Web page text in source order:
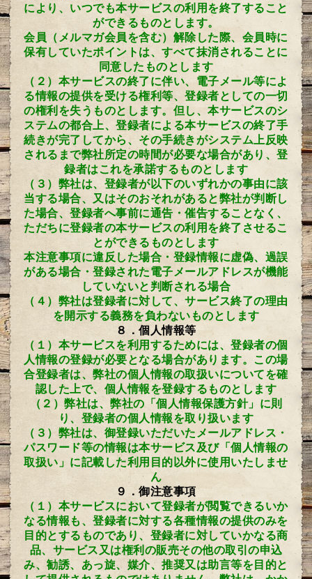
により、いつでも本サービスの利用を終了すること
ができるものとします。
会員（メルマガ会員を含む）解除した際、会員時に
保有していたポイントは、すべて抹消されることに
同意したものとします
（２）本サービスの終了に伴い、電子メール等によ
る情報の提供を受ける権利等、登録者としての一切
の権利を失うものとします。但し、本サービスのシ
ステムの都合上、登録者による本サービスの終了手
続きが完了してから、その手続きがシステム上反映
されるまで弊社所定の時間が必要な場合があり、登
録者はこれを承諾するものとします
（３）弊社は、登録者が以下のいずれかの事由に該
当する場合、又はそのおそれがあると弊社が判断し
た場合、登録者へ事前に通告・催告することなく、
ただちに登録者の本サービスの利用を終了させるこ
とができるものとします
本注意事項に違反した場合・ 登録情報に虚偽、過誤
がある場合・登録された電子メールアドレスが機能
していないと判断される場合
（４）弊社は登録者に対して、サービス終了の理由
を開示する義務を負わないものとします
８．個人情報等
（１）本サービスを利用するためには、登録者の個
人情報の登録が必要となる場合があります。この場
合登録者は、弊社の個人情報の取扱いについてを確
認した上で、個人情報を登録するものとします
（２）弊社は、弊社の「個人情報保護方針」に則
り、登録者の個人情報を取り扱います
（３）弊社は、御登録いただいたメールアドレス・
パスワード等の情報は本サービス及び「個人情報の
取扱い」に記載した利用目的以外に使用いたしませ
ん
９．御注意事項
（１）本サービスにおいて登録者が閲覧できるいか
なる情報も、登録者に対する各種情報の提供のみを
目的とするものであり、登録者に対していかなる商
品、サービス又は権利の販売その他の取引の申込
み、勧誘、あっ旋、媒介、推奨又は助言等を目的と